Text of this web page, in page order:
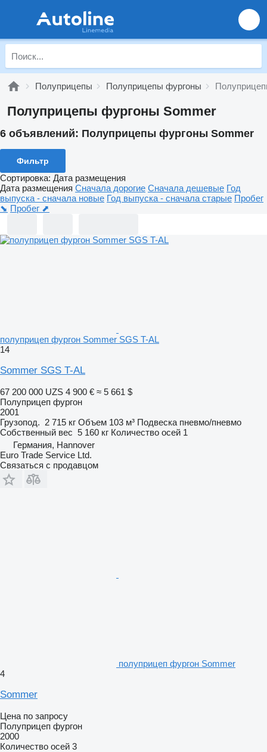
Полуприцепы Полуприцепы фургоны
Полуприцепы фургоны Sommer
6 объявлений: Полуприцепы фургоны Sommer
Фильтр
Сортировка: Дата размещения
Дата размещения Сначала дорогие Сначала дешевые Год
выпуска - сначала новые Год выпуска - сначала старые Пробег
⬊ Пробег ⬈
полуприцеп фургон Sommer SGS T-AL
14
Sommer SGS T-AL
67 200 000 UZS 4 900 € ≈ 5 661 $
Полуприцеп фургон
2001
Грузопод. 2 715 кг Объем 103 м³ Подвеска пневмо/пневмо
Собственный вес 5 160 кг Количество осей 1
Германия, Hannover
Euro Trade Service Ltd.
Связаться с продавцом
полуприцеп фургон Sommer
4
Sommer
Цена по запросу
Полуприцеп фургон
2000
Количество осей 3